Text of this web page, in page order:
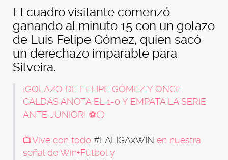
El cuadro visitante comenzó
ganando al minuto 15 con un golazo
de Luis Felipe Gómez, quien sacó
un derechazo imparable para
Silveira.
¡GOLAZO DE FELIPE GÓMEZ Y ONCE
CALDAS ANOTA EL 1-0 Y EMPATA LA SERIE
ANTE JUNIOR! ⚽⚪
📺Vive con todo #LALIGAxWIN en nuestra
señal de Win+Fútbol y